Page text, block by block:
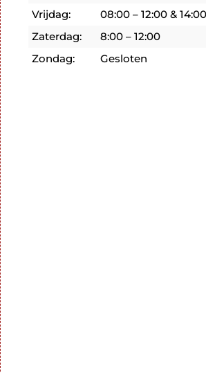
Vrijdag:
08:00 – 12:00 &
Zaterdag:
8:00 – 12:00
Zondag:
Gesloten